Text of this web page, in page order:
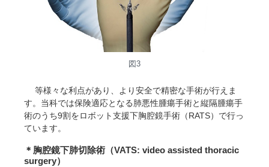
図3
等様々な利点があり、より安全で精密な手術が行えま
す。当科では保険適応となる肺悪性腫瘍手術と縦隔腫瘍手
術のうち9割をロボット支援下胸腔鏡手術（RATS）で行っ
ています。
＊胸腔鏡下肺切除術（VATS: video assisted thoracic
surgery）